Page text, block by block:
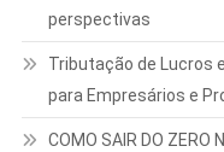
perspectivas
Tributação de Lucros
para Empresários e
COMO SAIR DO ZERO